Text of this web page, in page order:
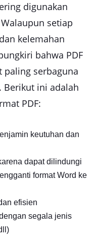
digunakan
setiap
kelemahan
bahwa PDF
paling serbaguna
Berikut ini adalah
PDF:
keutuhan dan
dapat dilindungi
format Word ke
efisien
segala jenis